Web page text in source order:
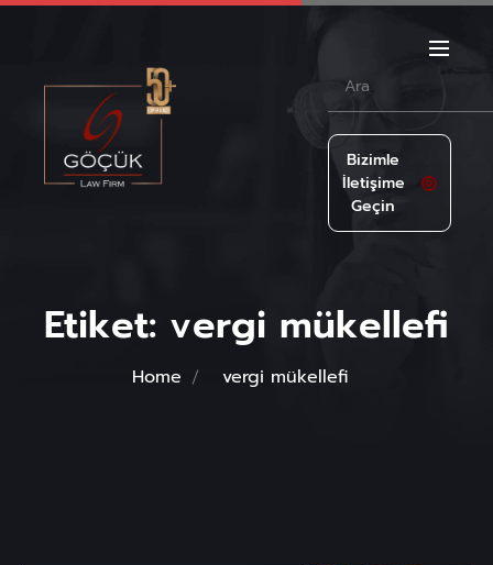
Bizimle
İletişime
Geçin
Etiket: vergi mükellefi
Home vergi mükellefi